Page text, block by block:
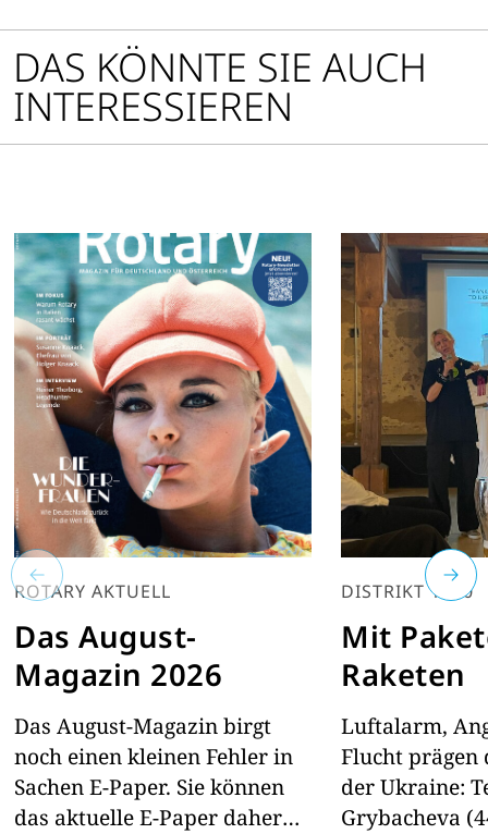
DAS KÖNNTE SIE AUCH
INTERESSIEREN
ROTARY AKTUELL
Das August-
Magazin 2026
Das August-Magazin birgt
noch einen kleinen Fehler in
Sachen E-Paper. Sie können
das aktuelle E-Paper daher
DISTRIKT 1880
Mit
Raketen
Luftalarm,
Flucht
der Ukraine:
Grybacheva